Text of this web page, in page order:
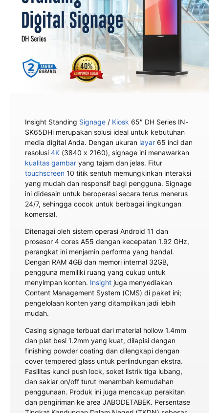
Insight Standing Signage / Kiosk 65″ DH Series IN-
SK65DHi merupakan solusi ideal untuk kebutuhan
media digital Anda. Dengan ukuran layar 65 inci dan
resolusi 4K (3840 x 2160), signage ini menawarkan
kualitas gambar yang tajam dan jelas. Fitur
touchscreen 10 titik sentuh memungkinkan interaksi
yang mudah dan responsif bagi pengguna. Signage
ini didesain untuk beroperasi secara terus menerus
24/7, sehingga cocok untuk berbagai lingkungan
komersial.
Ditenagai oleh sistem operasi Android 11 dan
prosesor 4 cores A55 dengan kecepatan 1.92 GHz,
perangkat ini menjamin performa yang handal.
Dengan RAM 4GB dan memori internal 32GB,
pengguna memiliki ruang yang cukup untuk
menyimpan konten. Insight juga menyediakan
Content Management System (CMS) di paket ini;
pengelolaan konten yang ditampilkan jadi lebih
mudah.
Casing signage terbuat dari material hollow 1.4mm
dan plat besi 1.2mm yang kuat, dilapisi dengan
finishing powder coating dan dilengkapi dengan
cover tempered glass untuk perlindungan ekstra.
Fasilitas kunci push lock, soket listrik tiga lubang,
dan saklar on/off turut menambah kemudahan
penggunaan. Produk ini juga mencakup perakitan
dan pengiriman ke area JABODETABEK. Persentase